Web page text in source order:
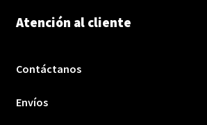
Atención al cliente
Contáctanos
Envíos